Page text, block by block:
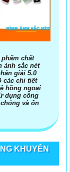
phẩm chất
ảnh sắc nét
giải 5.0
các chi tiết
hồng ngoại
dụng công
và ổn
KHUYẾN